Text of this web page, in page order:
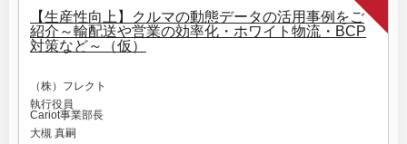
【生産性向上】クルマの動態データの活用事例をご
紹介～輸配送や営業の効率化・ホワイト物流・BCP
対策など～（仮）
（株）フレクト
執行役員
Cariot事業部長
大槻 真嗣